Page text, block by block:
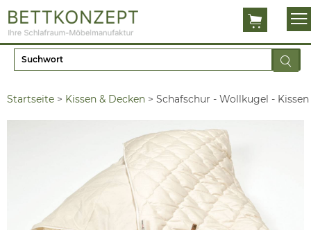
Startseite > Kissen & Decken > Schafschur - Wollkugel - Kissen